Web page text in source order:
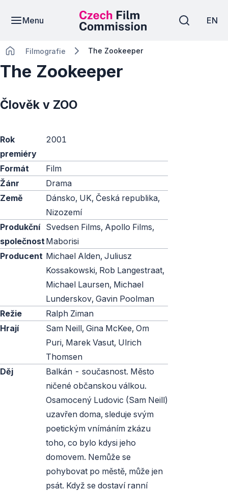
Menu EN
Filmografie The Zookeeper
The Zookeeper
Člověk v ZOO
Rok
premiéry
2001
Formát
Film
Žánr
Drama
Země
Dánsko, UK, Česká republika,
Nizozemí
Produkční
společnost
Svedsen Films, Apollo Films,
Maborisi
Producent Michael Alden, Juliusz
Kossakowski, Rob Langestraat,
Michael Laursen, Michael
Lunderskov, Gavin Poolman
Režie
Ralph Ziman
Hrají
Sam Neill, Gina McKee, Om
Puri, Marek Vasut, Ulrich
Thomsen
Děj
Balkán - současnost. Město
ničené občanskou válkou.
Osamocený Ludovic (Sam Neill)
uzavřen doma, sleduje svým
poetickým vnímáním zkázu
toho, co bylo kdysi jeho
domovem. Nemůže se
pohybovat po městě, může jen
psát. Když se dostaví ranní